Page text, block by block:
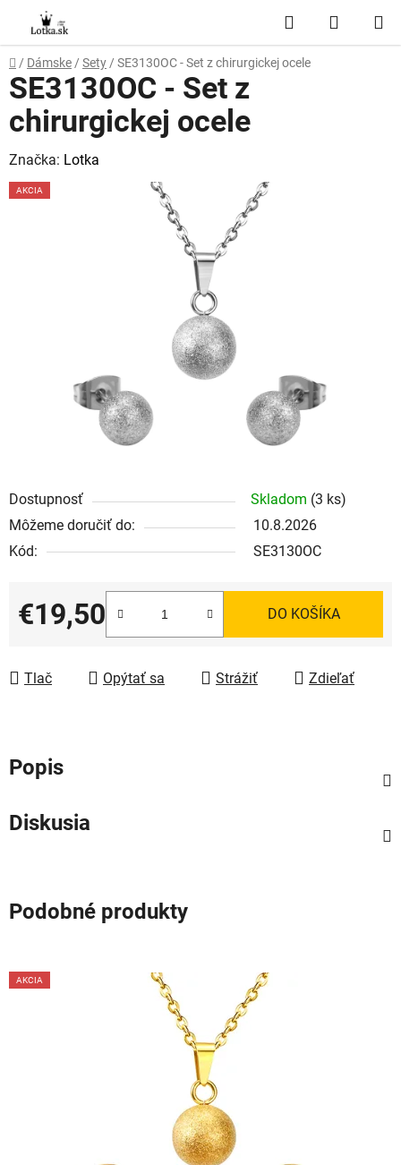
obsah
Hľadať
KOŠÍK
Domov
/ Dámske / Sety / SE3130OC - Set z chirurgickej ocele
Dostupnosť Skladom (3 ks)
Môžeme doručiť do:
10.8.2026
Kód:
SE3130OC
€19,50
Jednotková cena:
DO KOŠÍKA
Tlač Opýtať sa Strážiť Zdieľať
SE3130OC - Set z
chirurgickej ocele
Značka: Lotka
AKCIA
Popis
Diskusia
Podobné produkty
AKCIA